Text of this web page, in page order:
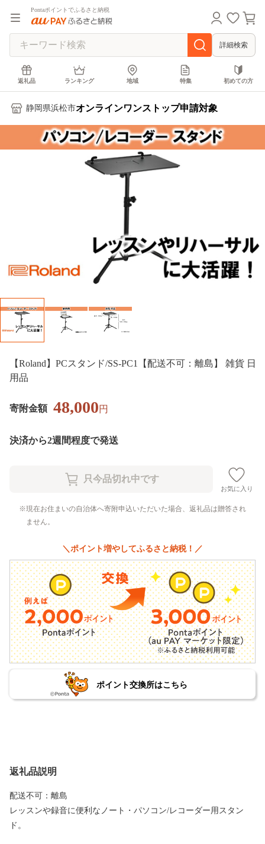
Pontaポイントでふるさと納税
詳細検索
返礼品 ランキング 地域 特集 初めての方
静岡県浜松市オンラインワンストップ申請対象
【Roland】PCスタンド/SS-PC1【配送不可：離島】 雑貨 日
用品
寄附金額 48,000円
決済から2週間程度で発送
お気に入り
現在お住まいの自治体へ寄附申込いただいた場合、返礼品は贈答され
ません。
＼ポイント増やしてふるさと納税！／
ポイント交換所はこちら
返礼品説明
配送不可：離島
レッスンや録音に便利なノート・パソコン/レコーダー用スタン
ド。